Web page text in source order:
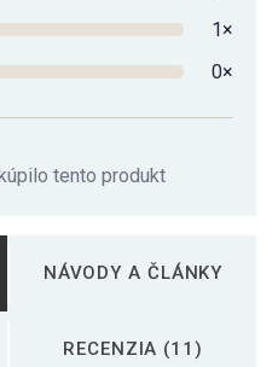
1×
0×
tento produkt
NÁVODY A ČLÁNKY
RECENZIA (11)